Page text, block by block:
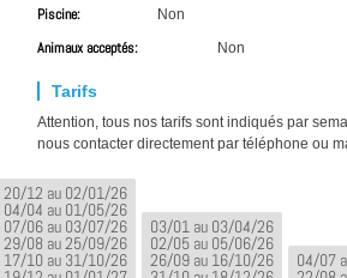
Piscine: Non
Animaux acceptés: Non
Attention, tous nos tarifs sont indiqués par
nous contacter directement par téléphone ou
20/12 au 02/01/26
04/04 au 01/05/26
07/06 au 03/07/26
29/08 au 25/09/26
17/10 au 31/10/26
03/01 au 03/04/26
02/05 au 05/06/26
26/09 au 16/10/26 04/07